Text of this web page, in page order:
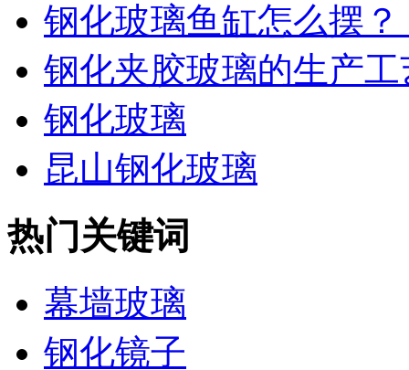
钢化玻璃鱼缸怎么摆？
钢化夹胶玻璃的生产工
钢化玻璃
昆山钢化玻璃
热门关键词
幕墙玻璃
钢化镜子